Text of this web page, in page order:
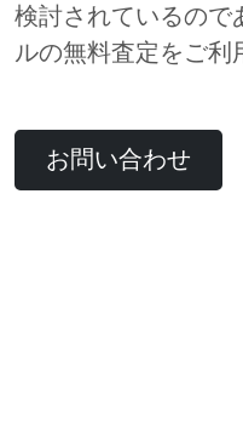
検討されているので
ルの無料査定をご利
お問い合わせ